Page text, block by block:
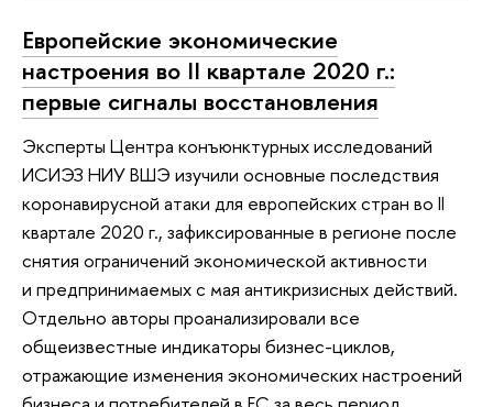
Европейские экономические
настроения во II квартале 2020 г.:
первые сигналы восстановления
Эксперты Центра конъюнктурных исследований
ИСИЭЗ НИУ ВШЭ изучили основные последствия
коронавирусной атаки для европейских стран во II
квартале 2020 г., зафиксированные в регионе после
снятия ограничений экономической активности
и предпринимаемых с мая антикризисных действий.
Отдельно авторы проанализировали все
общеизвестные индикаторы бизнес-циклов,
отражающие изменения экономических настроений